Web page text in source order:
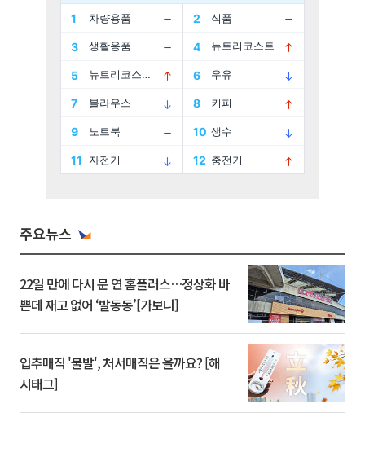
주요뉴스
22일 만에 다시 문 연 홈플러스…정상화 바
쁜데 재고 없어 ‘발동동’[가보니]
입추매직 '불발', 처서매직은 올까요? [해
시태그]